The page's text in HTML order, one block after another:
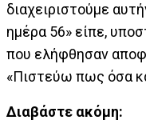
διαχειριστούμε
ημέρα 56» είπε,
που ελήφθησαν
«Πιστεύω πως όσα
Διαβάστε ακόμη: